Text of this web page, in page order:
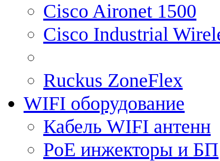
Cisco Aironet 1500
Cisco Industrial
Ruckus ZoneFlex
WIFI оборудование
Кабель WIFI антенн
PoE инжекторы и БП